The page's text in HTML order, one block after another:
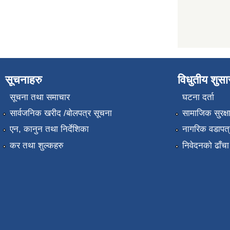
सूचनाहरु
सूचना तथा समाचार
सार्वजनिक खरीद /बोलपत्र सूचना
एन, कानुन तथा निर्देशिका
कर तथा शुल्कहरु
विधुतीय
घटना दर्ता
सामाजिक सुरक्षा
नागरिक
निवेदनको ढाँचा